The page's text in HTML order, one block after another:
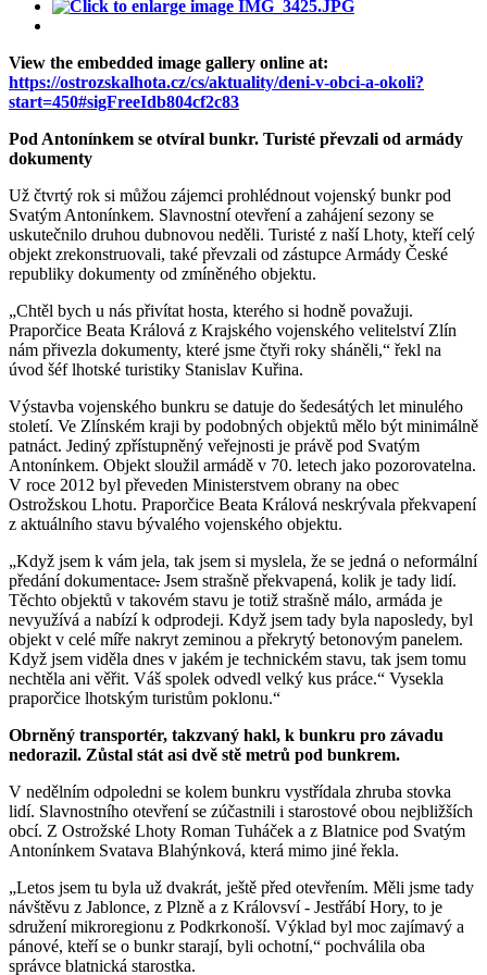
View the embedded image gallery online at:
https://ostrozskalhota.cz/cs/aktuality/deni-v-obci-a-okoli?
start=450#sigFreeIdb804cf2c83
Pod Antonínkem se otvíral bunkr. Turisté převzali od armády
dokumenty
Už čtvrtý rok si můžou zájemci prohlédnout vojenský bunkr pod
Svatým Antonínkem. Slavnostní otevření a zahájení sezony se
uskutečnilo druhou dubnovou neděli. Turisté z naší Lhoty, kteří celý
objekt zrekonstruovali, také převzali od zástupce Armády České
republiky dokumenty od zmíněného objektu.
„Chtěl bych u nás přivítat hosta, kterého si hodně považuji.
Praporčice Beata Králová z Krajského vojenského velitelství Zlín
nám přivezla dokumenty, které jsme čtyři roky sháněli,“ řekl na
úvod šéf lhotské turistiky Stanislav Kuřina.
Výstavba vojenského bunkru se datuje do šedesátých let minulého
století. Ve Zlínském kraji by podobných objektů mělo být minimálně
patnáct. Jediný zpřístupněný veřejnosti je právě pod Svatým
Antonínkem. Objekt sloužil armádě v 70. letech jako pozorovatelna.
V roce 2012 byl převeden Ministerstvem obrany na obec
Ostrožskou Lhotu. Praporčice Beata Králová neskrývala překvapení
z aktuálního stavu bývalého vojenského objektu.
„Když jsem k vám jela, tak jsem si myslela, že se jedná o neformální
předání dokumentace. Jsem strašně překvapená, kolik je tady lidí.
Těchto objektů v takovém stavu je totiž strašně málo, armáda je
nevyužívá a nabízí k odprodeji. Když jsem tady byla naposledy, byl
objekt v celé míře nakryt zeminou a překrytý betonovým panelem.
Když jsem viděla dnes v jakém je technickém stavu, tak jsem tomu
nechtěla ani věřit. Váš spolek odvedl velký kus práce.“ Vysekla
praporčice lhotským turistům poklonu.“
Obrněný transportér, takzvaný hakl, k bunkru pro závadu
nedorazil. Zůstal stát asi dvě stě metrů pod bunkrem.
V nedělním odpoledni se kolem bunkru vystřídala zhruba stovka
lidí. Slavnostního otevření se zúčastnili i starostové obou nejbližších
obcí. Z Ostrožské Lhoty Roman Tuháček a z Blatnice pod Svatým
Antonínkem Svatava Blahýnková, která mimo jiné řekla.
„Letos jsem tu byla už dvakrát, ještě před otevřením. Měli jsme tady
návštěvu z Jablonce, z Plzně a z Královsví - Jestřábí Hory, to je
sdružení mikroregionu z Podkrkonoší. Výklad byl moc zajímavý a
pánové, kteří se o bunkr starají, byli ochotní,“ pochválila oba
správce blatnická starostka.